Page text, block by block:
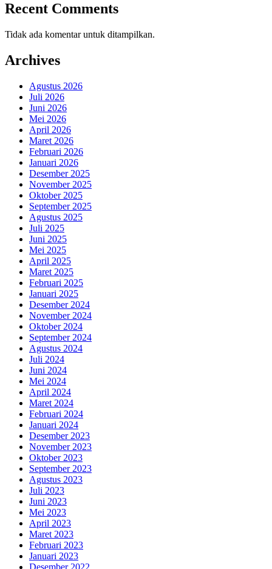
Recent Comments
Tidak ada komentar untuk ditampilkan.
Archives
Agustus 2026
Juli 2026
Juni 2026
Mei 2026
April 2026
Maret 2026
Februari 2026
Januari 2026
Desember 2025
November 2025
Oktober 2025
September 2025
Agustus 2025
Juli 2025
Juni 2025
Mei 2025
April 2025
Maret 2025
Februari 2025
Januari 2025
Desember 2024
November 2024
Oktober 2024
September 2024
Agustus 2024
Juli 2024
Juni 2024
Mei 2024
April 2024
Maret 2024
Februari 2024
Januari 2024
Desember 2023
November 2023
Oktober 2023
September 2023
Agustus 2023
Juli 2023
Juni 2023
Mei 2023
April 2023
Maret 2023
Februari 2023
Januari 2023
Desember 2022